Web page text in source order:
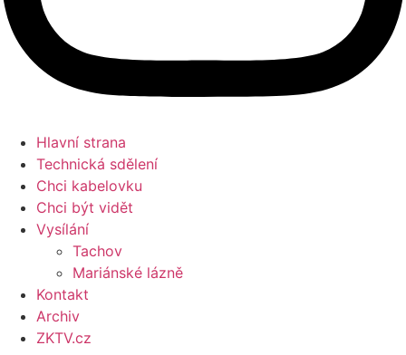
Hlavní strana
Technická sdělení
Chci kabelovku
Chci být vidět
Vysílání
Tachov
Mariánské lázně
Kontakt
Archiv
ZKTV.cz